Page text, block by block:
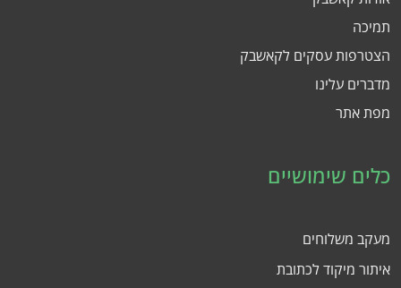
תמיכה
הצטרפות עסקים לקאשבק
מדברים עלינו
מפת אתר
כלים שימושיים
מעקב משלוחים
איתור מיקוד לכתובת